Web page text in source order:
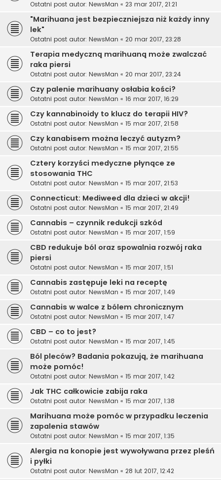
Ostatni post autor: NewsMan « 23 mar 2017, 21:21
"Marihuana jest bezpieczniejsza niż każdy inny
lek"
Ostatni post autor: NewsMan « 20 mar 2017, 23:28
Terapia medyczną marihuaną może zwalczać
raka piersi
Ostatni post autor: NewsMan « 20 mar 2017, 23:24
Czy palenie marihuany osłabia kości?
Ostatni post autor: NewsMan « 16 mar 2017, 16:29
Czy kannabinoidy to klucz do terapii HIV?
Ostatni post autor: NewsMan « 15 mar 2017, 21:58
Czy kanabisem można leczyć autyzm?
Ostatni post autor: NewsMan « 15 mar 2017, 21:55
Cztery korzyści medyczne płynące ze
stosowania THC
Ostatni post autor: NewsMan « 15 mar 2017, 21:53
Connecticut: Mediweed dla dzieci w akcji!
Ostatni post autor: NewsMan « 15 mar 2017, 21:49
Cannabis – czynnik redukcji szkód
Ostatni post autor: NewsMan « 15 mar 2017, 1:59
CBD redukuje ból oraz spowalnia rozwój raka
piersi
Ostatni post autor: NewsMan « 15 mar 2017, 1:51
Cannabis zastępuje leki na receptę
Ostatni post autor: NewsMan « 15 mar 2017, 1:49
Cannabis w walce z bólem chronicznym
Ostatni post autor: NewsMan « 15 mar 2017, 1:47
CBD – co to jest?
Ostatni post autor: NewsMan « 15 mar 2017, 1:45
Ból pleców? Badania pokazują, że marihuana
może pomóc!
Ostatni post autor: NewsMan « 15 mar 2017, 1:42
Jak THC całkowicie zabija raka
Ostatni post autor: NewsMan « 15 mar 2017, 1:38
Marihuana może pomóc w przypadku leczenia
zapalenia stawów
Ostatni post autor: NewsMan « 15 mar 2017, 1:35
Alergia na konopie jest wywoływana przez pleśń
i pyłki
Ostatni post autor: NewsMan « 28 lut 2017, 12:42